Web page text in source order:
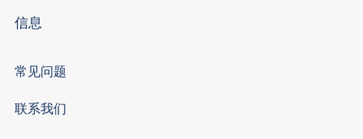
信息
常见问题
联系我们